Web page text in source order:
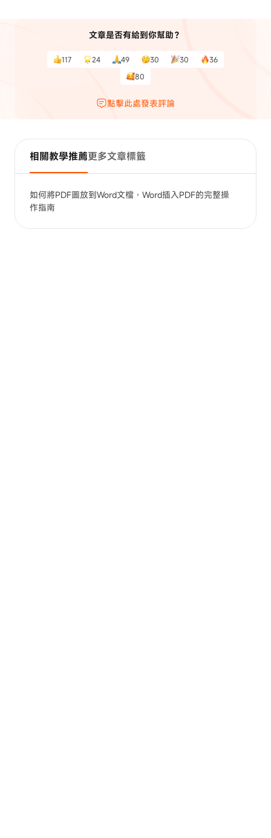
文章是否有給到你幫助？
117 24 49 30 30
36
80
點擊此處發表評論
相關教學推薦更多文章標籤
如何將PDF圖放到Word文檔，Word插入PDF的完整操
作指南